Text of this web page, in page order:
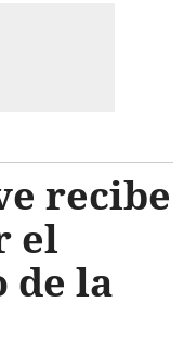
recibe
el
la